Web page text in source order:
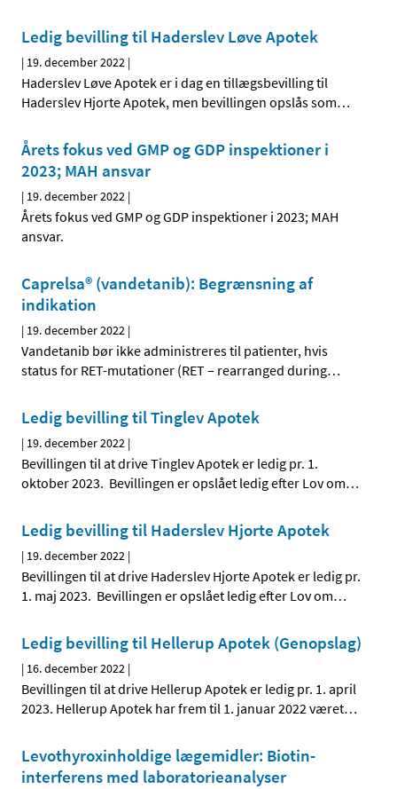
Ledig bevilling til Haderslev Løve Apotek
| 19. december 2022 |
Haderslev Løve Apotek er i dag en tillægsbevilling til
Haderslev Hjorte Apotek, men bevillingen opslås som…
Årets fokus ved GMP og GDP inspektioner i
2023; MAH ansvar
| 19. december 2022 |
Årets fokus ved GMP og GDP inspektioner i 2023; MAH
ansvar.
Caprelsa® (vandetanib): Begrænsning af
indikation
| 19. december 2022 |
Vandetanib bør ikke administreres til patienter, hvis
status for RET-mutationer (RET – rearranged during…
Ledig bevilling til Tinglev Apotek
| 19. december 2022 |
Bevillingen til at drive Tinglev Apotek er ledig pr. 1.
oktober 2023. Bevillingen er opslået ledig efter Lov om…
Ledig bevilling til Haderslev Hjorte Apotek
| 19. december 2022 |
Bevillingen til at drive Haderslev Hjorte Apotek er ledig pr.
1. maj 2023. Bevillingen er opslået ledig efter Lov om…
Ledig bevilling til Hellerup Apotek (Genopslag)
| 16. december 2022 |
Bevillingen til at drive Hellerup Apotek er ledig pr. 1. april
2023. Hellerup Apotek har frem til 1. januar 2022 været…
Levothyroxinholdige lægemidler: Biotin-
interferens med laboratorieanalyser